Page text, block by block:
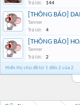
Trả lời: 144
[THÔNG BÁO]
Tanner
Trả lời:
4
[THÔNG BÁO]
Tanner
Trả lời:
2
Hiển thị chủ đề từ 1 đến 2 của 2